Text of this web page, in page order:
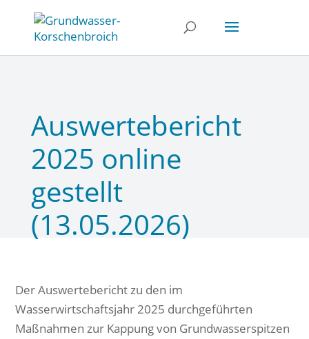
Auswertebericht
2025 online
gestellt
(13.05.2026)
Der Auswertebericht zu den im
Wasserwirtschaftsjahr 2025 durchgeführten
Maßnahmen zur Kappung von Grundwasserspitzen